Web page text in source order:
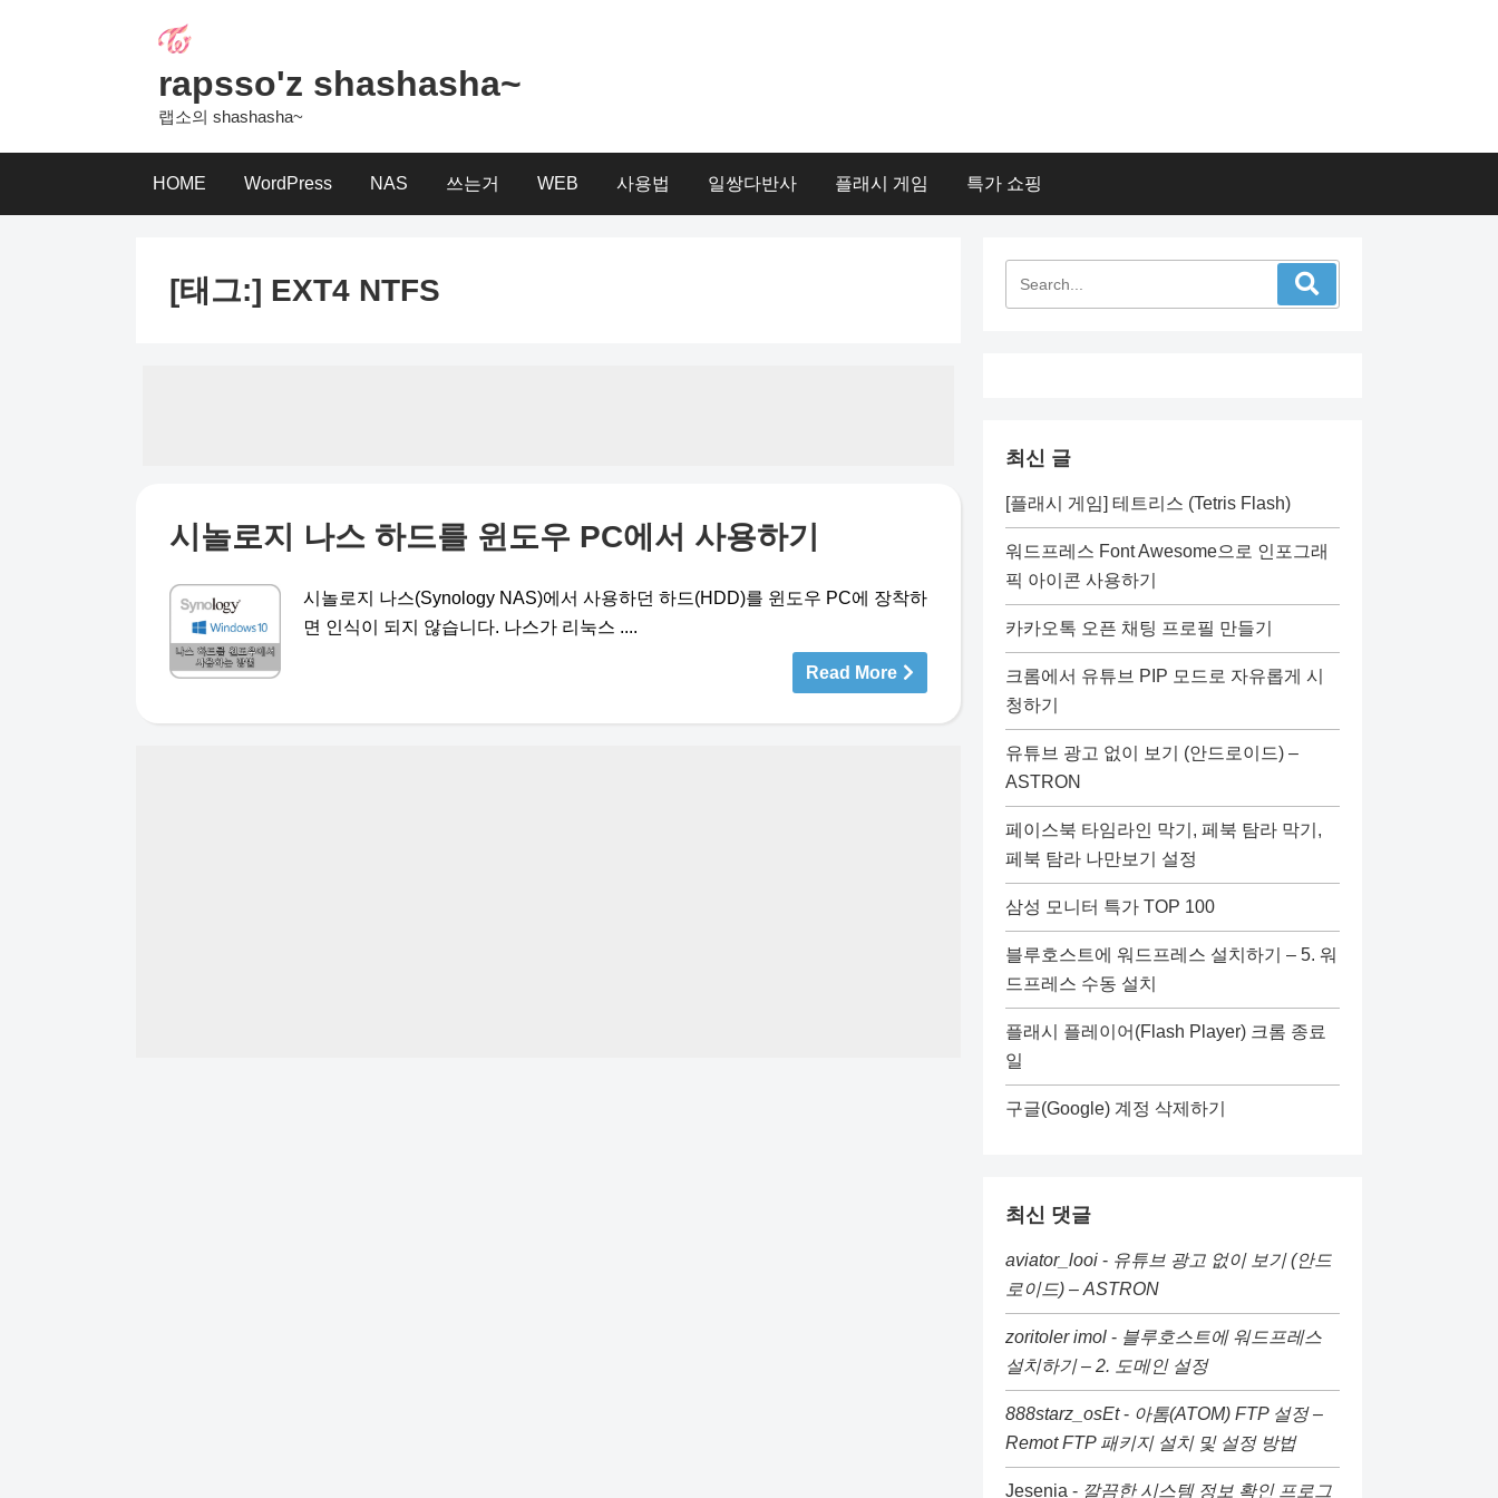
rapsso'z shashasha~
랩소의 shashasha~
HOME WordPress NAS 쓰는거 WEB 사용법 일쌍다반사 플래시 게임 특가 쇼핑
[태그:] EXT4 NTFS
시놀로지 나스 하드를 윈도우 PC에서 사용하기
시놀로지 나스(Synology NAS)에서 사용하던 하드(HDD)를 윈도우 PC에 장착하
면 인식이 되지 않습니다. 나스가 리눅스 ....
Read More
최신 글
[플래시 게임] 테트리스 (Tetris Flash)
워드프레스 Font Awesome으로 인포그래
픽 아이콘 사용하기
카카오톡 오픈 채팅 프로필 만들기
크롬에서 유튜브 PIP 모드로 자유롭게 시
청하기
유튜브 광고 없이 보기 (안드로이드) –
ASTRON
페이스북 타임라인 막기, 페북 탐라 막기,
페북 탐라 나만보기 설정
삼성 모니터 특가 TOP 100
블루호스트에 워드프레스 설치하기 – 5. 워
드프레스 수동 설치
플래시 플레이어(Flash Player) 크롬 종료
일
구글(Google) 계정 삭제하기
최신 댓글
aviator_looi - 유튜브 광고 없이 보기 (안드
로이드) – ASTRON
zoritoler imol - 블루호스트에 워드프레스
설치하기 – 2. 도메인 설정
888starz_osEt- 아톰(ATOM) FTP 설정 –
Remot FTP 패키지 설치 및 설정 방법
Jesenia - 깔끔한 시스템 정보 확인 프로그